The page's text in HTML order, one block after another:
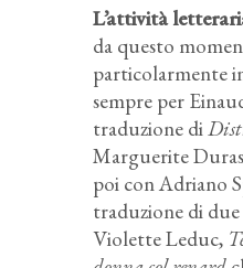
L’attività
da questo
particolarmente
sempre per
traduzione di
Marguerite
poi con Adriano
traduzione di
Violette Leduc,